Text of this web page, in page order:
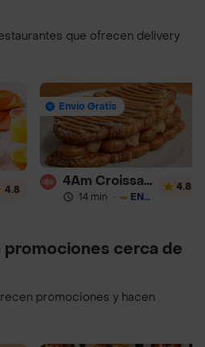
que ofrecen delivery
4.8
Envío Gratis
4Am Croissanterie
14 min · ENVÍO GRATIS
4.8
cerca de
promociones y hacen